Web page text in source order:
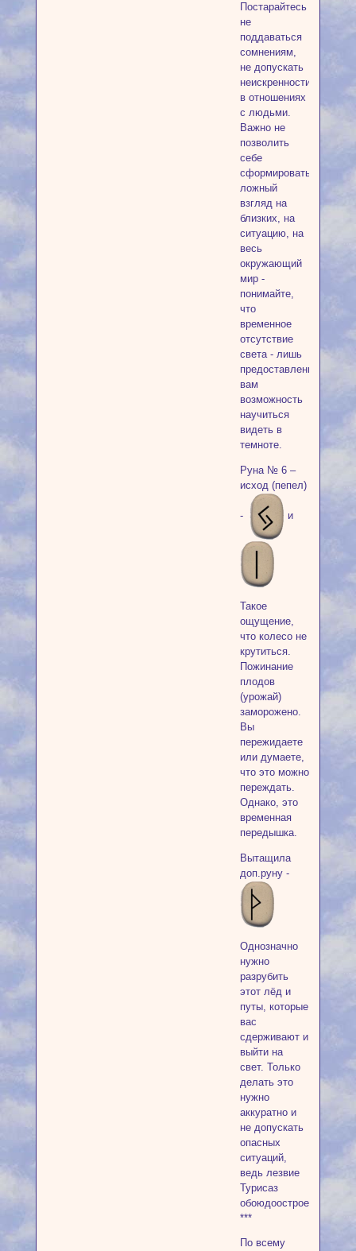
Постарайтесь
не
поддаваться
сомнениям,
не допускать
неискренности
в отношениях
с людьми.
Важно не
позволить
себе
сформировать
ложный
взгляд на
близких, на
ситуацию, на
весь
окружающий
мир -
понимайте,
что
временное
отсутствие
света - лишь
предоставленная
вам
возможность
научиться
видеть в
темноте.
Руна № 6 –
исход (пепел)
- и
Такое
ощущение,
что колесо не
крутиться.
Пожинание
плодов
(урожай)
заморожено.
Вы
пережидаете
или думаете,
что это можно
переждать.
Однако, это
временная
передышка.
Вытащила
доп.руну -
Однозначно
нужно
разрубить
этот лёд и
путы, которые
вас
сдерживают и
выйти на
свет. Только
делать это
нужно
аккуратно и
не допускать
опасных
ситуаций,
ведь лезвие
Турисаз
обоюдоострое.
***
По всему